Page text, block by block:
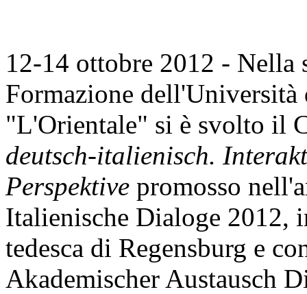
12-14 ottobre 2012 - Nella
Formazione
"L'Orientale" si è svolto il
deutsch-italienisch.
Perspektive promosso
Italienische Dialoge 2012,
tedesca di Regensburg e
Akademischer Austausch